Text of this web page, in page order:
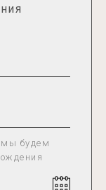
мы будем